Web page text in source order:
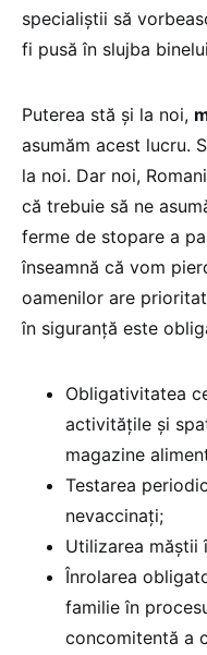
specialiștii să
fi pusă în slujba
Puterea stă și la noi,
asumăm acest lucru.
la noi. Dar noi,
că trebuie să ne
ferme de stopare a
înseamnă că vom
oamenilor are
în siguranță este
Obligativitatea
activitățile și
magazine
Testarea
nevaccinați;
Utilizarea măștii
Înrolarea
familie în
concomitentă a